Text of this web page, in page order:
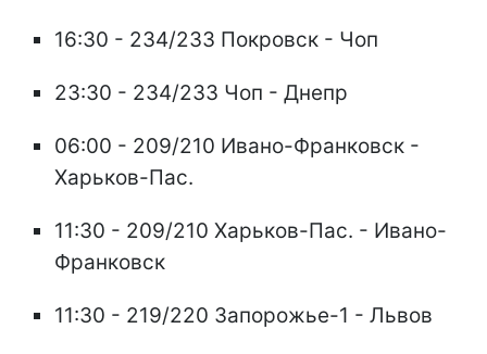
16:30 - 234/233 Покровск - Чоп
23:30 - 234/233 Чоп - Днепр
06:00 - 209/210 Ивано-Франковск -
Харьков-Пас.
11:30 - 209/210 Харьков-Пас. - Ивано-
Франковск
11:30 - 219/220 Запорожье-1 - Львов